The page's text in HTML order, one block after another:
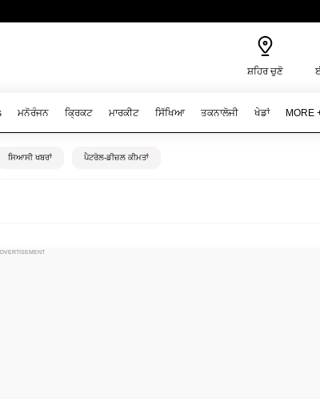
ਸ਼ਹਿਰ ਚੁਣੋ
ਮਨੋਰੰਜਨ ਕ੍ਰਿਕਟ ਮਾਰਕੀਟ ਸਿੱਖਿਆ ਤਕਨਾਲੋਜੀ ਖੇਡਾਂ MORE
ਸਿਆਸੀ ਖਬਰਾਂ ਪੈਟਰੋਲ-ਡੀਜ਼ਲ ਕੀਮਤਾਂ